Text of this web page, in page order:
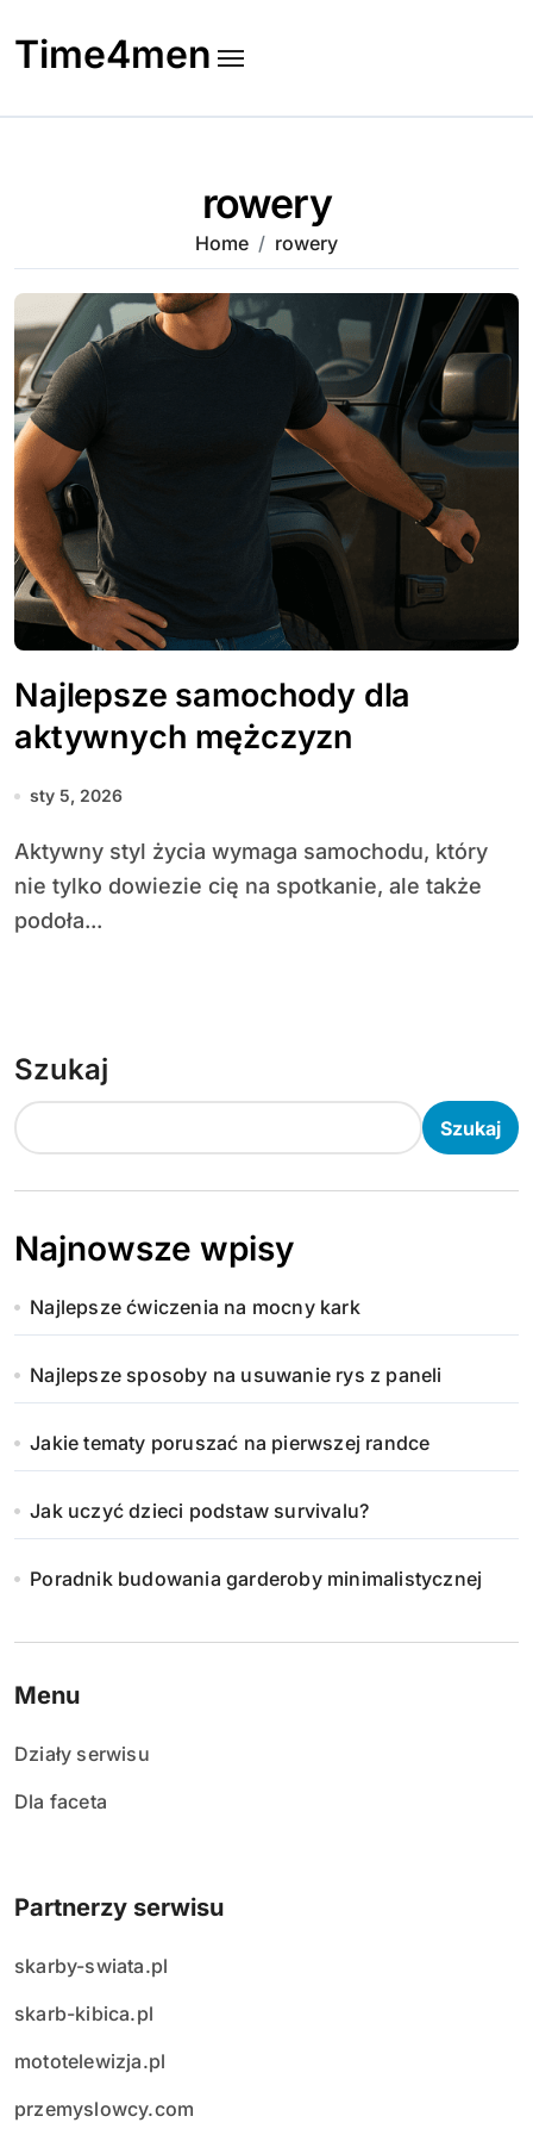
to
content
Time4men
rowery
Home rowery
Najlepsze samochody dla
aktywnych mężczyzn
sty 5, 2026
Aktywny styl życia wymaga samochodu, który
nie tylko dowiezie cię na spotkanie, ale także
podoła...
Szukaj
Szukaj
Najnowsze wpisy
Najlepsze ćwiczenia na mocny kark
Najlepsze sposoby na usuwanie rys z paneli
Jakie tematy poruszać na pierwszej randce
Jak uczyć dzieci podstaw survivalu?
Poradnik budowania garderoby minimalistycznej
Menu
Działy serwisu
Dla faceta
Partnerzy serwisu
skarby-swiata.pl
skarb-kibica.pl
mototelewizja.pl
przemyslowcy.com